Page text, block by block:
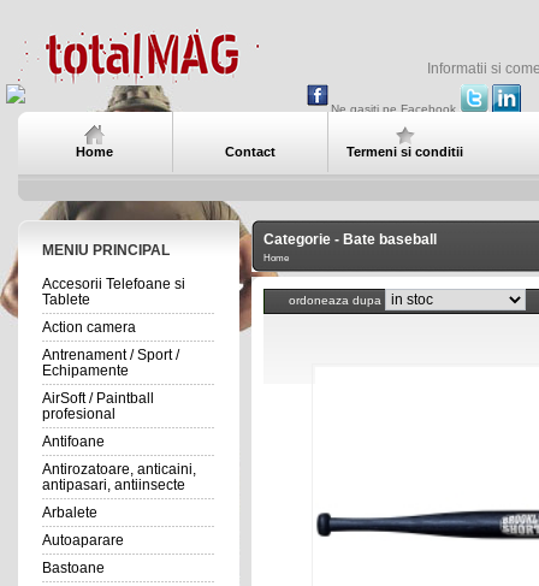
Informatii si
Ne gasiti pe Facebook
Home Contact Termeni si conditii
MENIU PRINCIPAL
Accesorii Telefoane si
Tablete
Action camera
Antrenament / Sport /
Echipamente
AirSoft / Paintball
profesional
Antifoane
Antirozatoare, anticaini,
antipasari, antiinsecte
Arbalete
Autoaparare
Bastoane
Categorie - Bate baseball
Home
ordoneaza dupa